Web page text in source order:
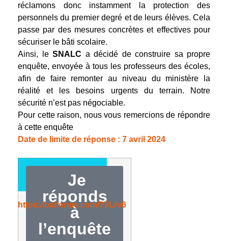
réclamons donc instamment la protection des
personnels du premier degré et de leurs élèves. Cela
passe par des mesures concrètes et effectives pour
sécuriser le bâti scolaire.
Ainsi, le SNALC a décidé de construire sa propre
enquête, envoyée à tous les professeurs des écoles,
afin de faire remonter au niveau du ministère la
réalité et les besoins urgents du terrain. Notre
sécurité n’est pas négociable.
Pour cette raison, nous vous remercions de répondre
à cette enquête
Date de limite de réponse : 7 avril 2024
Je
réponds
à
l’enquête
https://oxiforms.com/?9Lrv6